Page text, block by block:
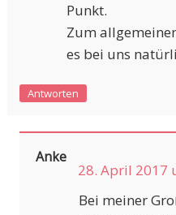
Punkt.
Zum
es bei uns
Antworten
Anke
28. April 2017
Bei meiner